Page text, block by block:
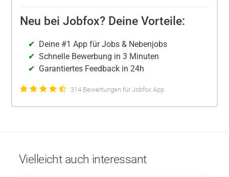
Neu bei Jobfox? Deine Vorteile:
Deine #1 App für Jobs & Nebenjobs
Schnelle Bewerbung in 3 Minuten
Garantiertes Feedback in 24h
314 Bewertungen für Jobfox App
Vielleicht auch interessant